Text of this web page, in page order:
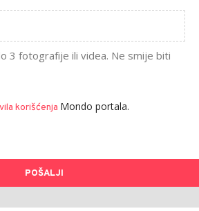
3 fotografije ili videa. Ne smije biti
korišćenja Mondo portala.
POŠALJI